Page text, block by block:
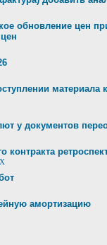
обновление цен
материала к
у документов
контракта
амортизацию